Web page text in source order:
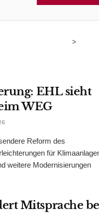
>
EHL sieht
WEG
Reform des
für
weitere Modernisierungen
Mitsprache